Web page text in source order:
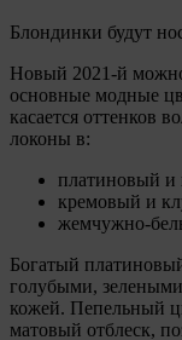
Блондинки будут
Новый 2021-й
основные модные
касается оттенков
локоны в:
платиновый и
кремовый и
жемчужно-
Богатый
голубыми,
кожей. Пепельный
матовый отблеск,